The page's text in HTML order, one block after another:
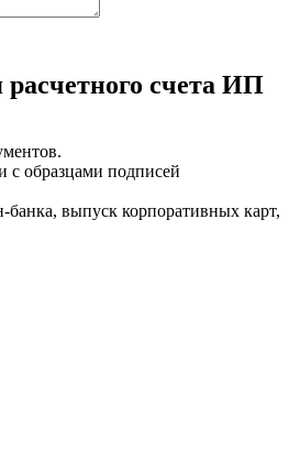
счета ИП
с образцами подписей
выпуск корпоративных карт,